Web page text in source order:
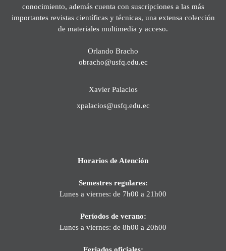
conocimiento, además cuenta con suscripciones a las más
importantes revistas científicas y técnicas, una extensa colección
de materiales multimedia y acceso.
Orlando Bracho
obracho@usfq.edu.ec
Xavier Palacios
xpalacios@usfq.edu.ec
Horarios de Atención
Semestres regulares:
Lunes a viernes: de 7h00 a 21h00
Períodos de verano:
Lunes a viernes: de 8h00 a 20h00
Feriados oficiales: